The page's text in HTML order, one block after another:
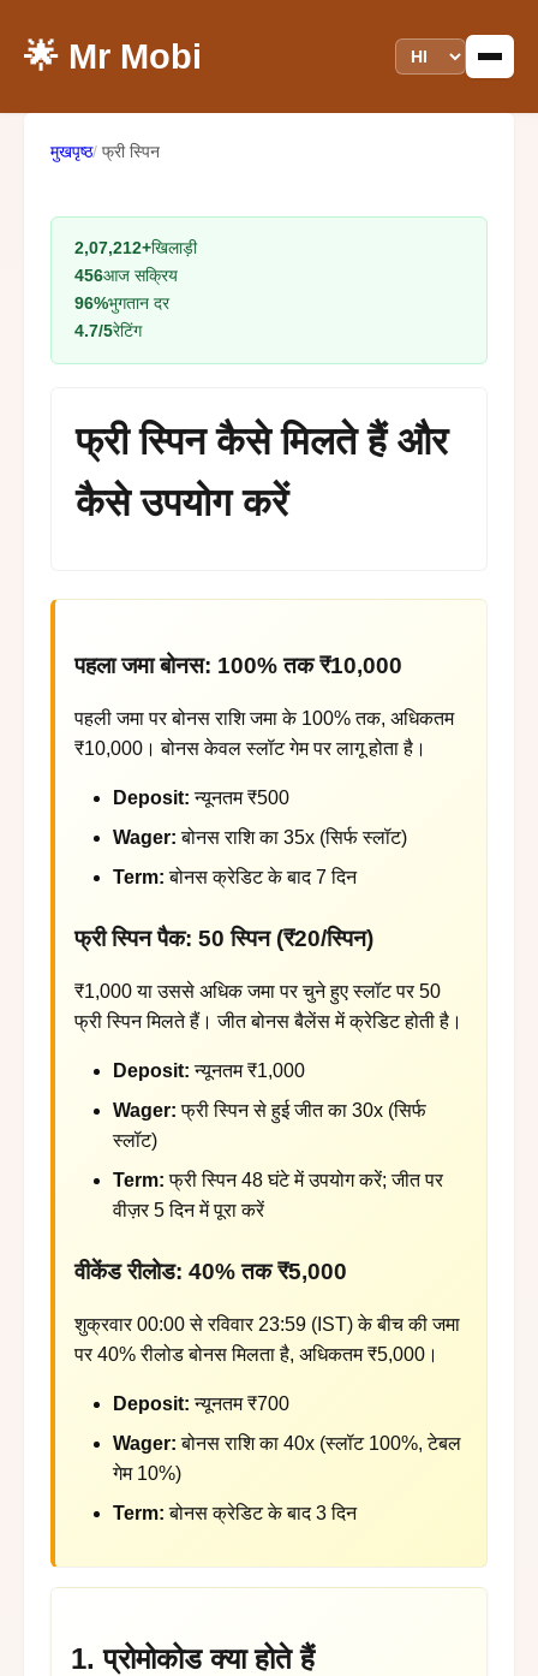
🌟 Mr Mobi
मुखपृष्ठ फ्री स्पिन
2,07,212+खिलाड़ी
456आज सक्रिय
96%भुगतान दर
4.7/5रेटिंग
फ्री स्पिन कैसे मिलते हैं और
कैसे उपयोग करें
पहला जमा बोनस: 100% तक ₹10,000
पहली जमा पर बोनस राशि जमा के 100% तक, अधिकतम
₹10,000। बोनस केवल स्लॉट गेम पर लागू होता है।
Deposit: न्यूनतम ₹500
Wager: बोनस राशि का 35x (सिर्फ स्लॉट)
Term: बोनस क्रेडिट के बाद 7 दिन
फ्री स्पिन पैक: 50 स्पिन (₹20/स्पिन)
₹1,000 या उससे अधिक जमा पर चुने हुए स्लॉट पर 50
फ्री स्पिन मिलते हैं। जीत बोनस बैलेंस में क्रेडिट होती है।
Deposit: न्यूनतम ₹1,000
Wager: फ्री स्पिन से हुई जीत का 30x (सिर्फ
स्लॉट)
Term: फ्री स्पिन 48 घंटे में उपयोग करें; जीत पर
वीज़र 5 दिन में पूरा करें
वीकेंड रीलोड: 40% तक ₹5,000
शुक्रवार 00:00 से रविवार 23:59 (IST) के बीच की जमा
पर 40% रीलोड बोनस मिलता है, अधिकतम ₹5,000।
Deposit: न्यूनतम ₹700
Wager: बोनस राशि का 40x (स्लॉट 100%, टेबल
गेम 10%)
Term: बोनस क्रेडिट के बाद 3 दिन
1. प्रोमोकोड क्या होते हैं